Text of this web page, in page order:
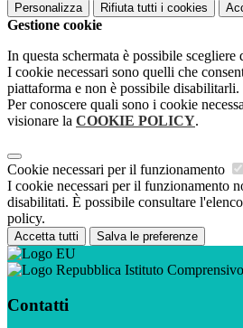
Personalizza Rifiuta tutti i cookies
Gestione cookie
In questa schermata è possibile
I cookie necessari sono quelli che
piattaforma e non è possibile disabilitarli.
Per conoscere quali sono i cookie
visionare la COOKIE POLICY.
Cookie necessari per il funzionamento
I cookie necessari per il funzionamento
disabilitati. È possibile consultare
policy.
Accetta tutti Salva le preferenze
Istituto
Contatti